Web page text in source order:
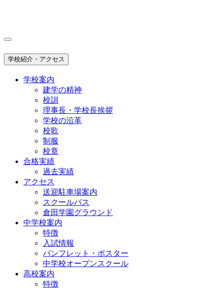
学校紹介・アクセス
学校案内
建学の精神
校訓
理事長・学校長挨拶
学校の沿革
校歌
制服
校章
合格実績
過去実績
アクセス
送迎駐車場案内
スクールバス
倉田学園グラウンド
中学校案内
特徴
入試情報
パンフレット・ポスター
中学校オープンスクール
高校案内
特徴